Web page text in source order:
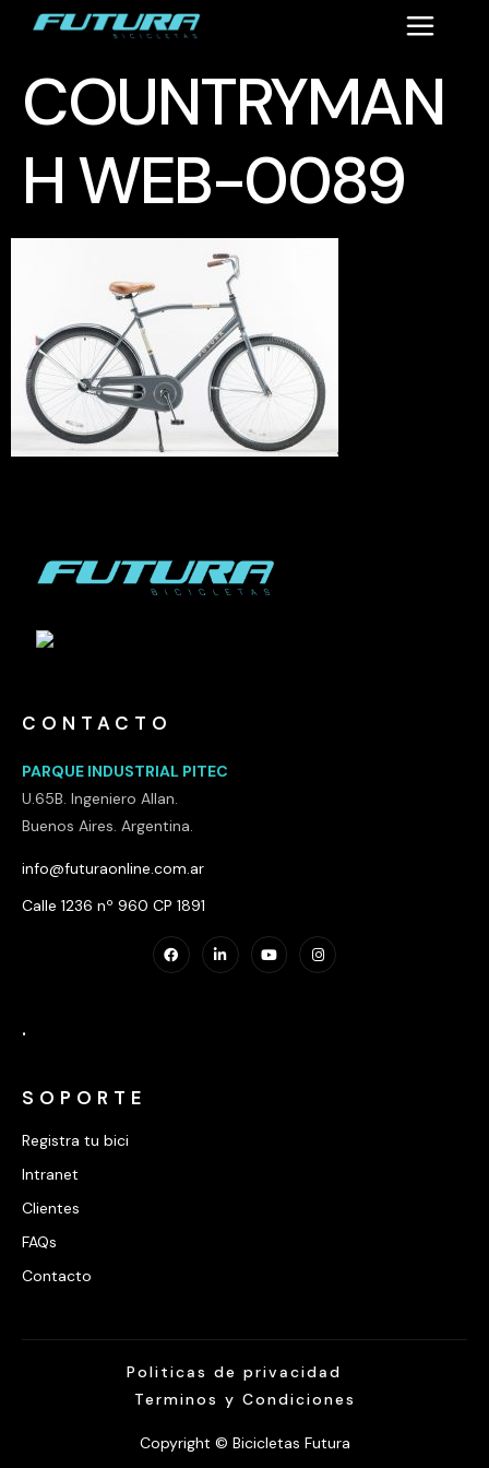
COUNTRYMAN
H WEB-0089
CONTACTO
PARQUE INDUSTRIAL PITEC
U.65B. Ingeniero Allan.
Buenos Aires. Argentina.
info@futuraonline.com.ar
Calle 1236 nº 960 CP 1891
.
SOPORTE
Registra tu bici
Intranet
Clientes
FAQs
Contacto
Copyright © Bicicletas Futura
Politicas de privacidad
Terminos y Condiciones